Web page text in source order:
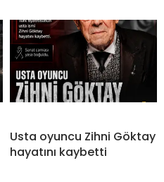
Usta oyuncu Zihni Göktay
hayatını kaybetti